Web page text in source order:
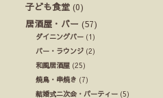
子ども食堂 (0)
居酒屋・バー (57)
ダイニングバー (1)
バー・ラウンジ (2)
和風居酒屋 (25)
焼鳥・串焼き (7)
結婚式ニ次会・パーティー (5)